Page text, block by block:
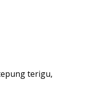
terigu,